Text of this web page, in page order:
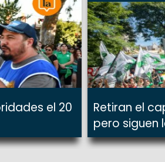
el 20
Retiran el
pero siguen